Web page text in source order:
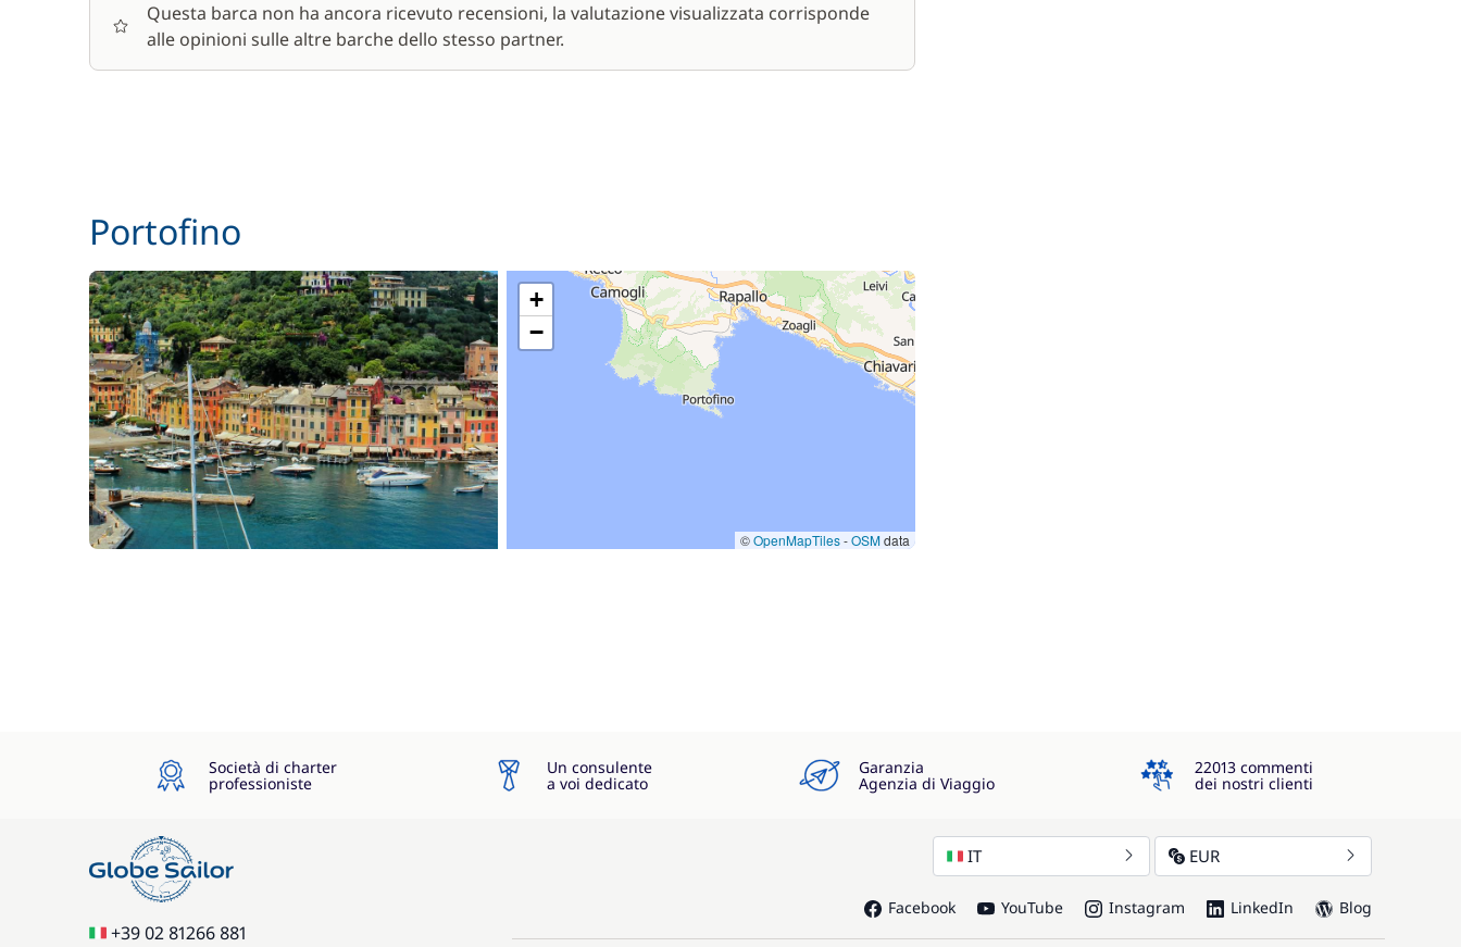
Questa barca non ha ancora ricevuto recensioni, la valutazione visualizzata corrisponde
alle opinioni sulle altre barche dello stesso partner.
Portofino
+
−
©OpenMapTiles-OSMdata
Società di charter
professioniste
Un consulente
a voi dedicato
Garanzia
Agenzia di Viaggio
4.3
22013 commenti
dei nostri clienti
+39 02 81266 881
IT EUR
Facebook YouTube Instagram LinkedIn Blog